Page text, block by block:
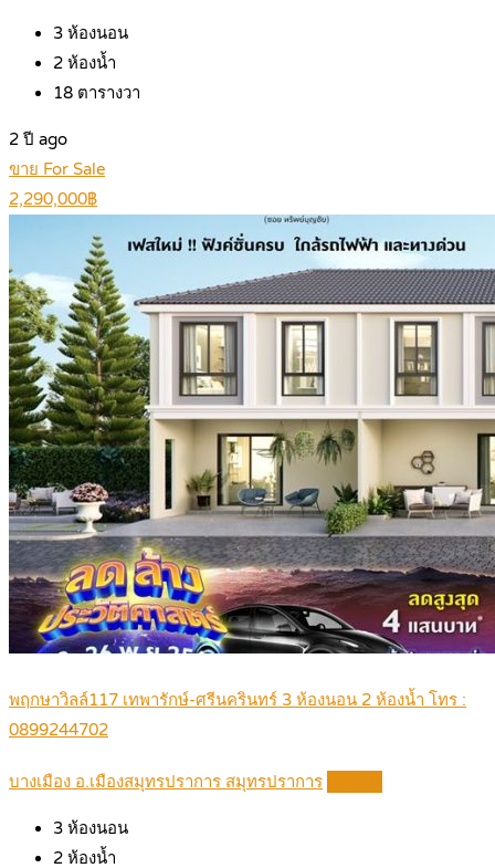
3 ห้องนอน
2 ห้องน้ำ
18 ตารางวา
2 ปี ago
ขาย For Sale
2,290,000฿
พฤกษาวิลล์117 เทพารักษ์-ศรีนครินทร์ 3 ห้องนอน 2 ห้องน้ำ โทร :
0899244702
บางเมือง อ.เมืองสมุทรปราการ สมุทรปราการ
3 ห้องนอน
2 ห้องน้ำ